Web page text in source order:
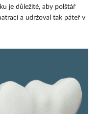
je důležité, aby polštář
a udržoval tak páteř v